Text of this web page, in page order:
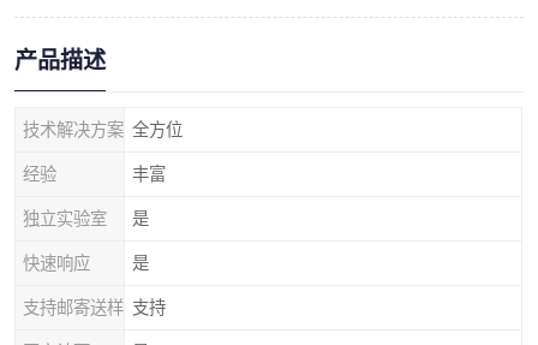
产品描述
技术解决方案 全方位
经验 丰富
独立实验室 是
快速响应 是
支持邮寄送样 支持